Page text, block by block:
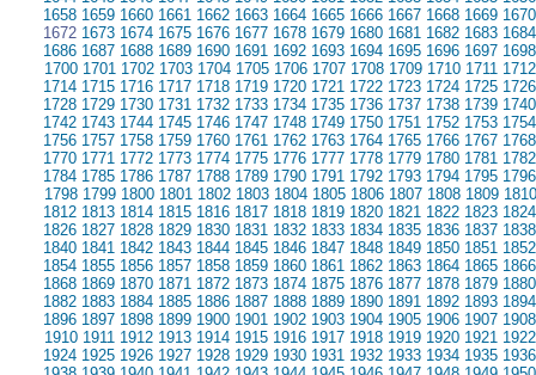
1658 1659 1660 1661 1662 1663 1664 1665 1666 1667 1668 1669 1670
1672 1673 1674 1675 1676 1677 1678 1679 1680 1681 1682 1683 1684
1686 1687 1688 1689 1690 1691 1692 1693 1694 1695 1696 1697 1698
1700 1701 1702 1703 1704 1705 1706 1707 1708 1709 1710 1711 1712
1714 1715 1716 1717 1718 1719 1720 1721 1722 1723 1724 1725 1726
1728 1729 1730 1731 1732 1733 1734 1735 1736 1737 1738 1739 1740
1742 1743 1744 1745 1746 1747 1748 1749 1750 1751 1752 1753 1754
1756 1757 1758 1759 1760 1761 1762 1763 1764 1765 1766 1767 1768
1770 1771 1772 1773 1774 1775 1776 1777 1778 1779 1780 1781 1782
1784 1785 1786 1787 1788 1789 1790 1791 1792 1793 1794 1795 1796
1798 1799 1800 1801 1802 1803 1804 1805 1806 1807 1808 1809 1810
1812 1813 1814 1815 1816 1817 1818 1819 1820 1821 1822 1823 1824
1826 1827 1828 1829 1830 1831 1832 1833 1834 1835 1836 1837 1838
1840 1841 1842 1843 1844 1845 1846 1847 1848 1849 1850 1851 1852
1854 1855 1856 1857 1858 1859 1860 1861 1862 1863 1864 1865 1866
1868 1869 1870 1871 1872 1873 1874 1875 1876 1877 1878 1879 1880
1882 1883 1884 1885 1886 1887 1888 1889 1890 1891 1892 1893 1894
1896 1897 1898 1899 1900 1901 1902 1903 1904 1905 1906 1907 1908
1910 1911 1912 1913 1914 1915 1916 1917 1918 1919 1920 1921 1922
1924 1925 1926 1927 1928 1929 1930 1931 1932 1933 1934 1935 1936